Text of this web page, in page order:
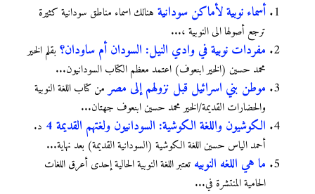
أسماء نوبية لأماكن سودانية هنالك اسماء مناطق سودانية كثيرة
ترجع أصولها الى النوبية ،...
مفردات نوبية في وادي النيل: السودان أم ساودان؟ بقلم الخير
محمد حسين (الخير ابنعوف) اعتمد معظم الكتاب السودانيون...
موطن بني اسرائيل قبل نزولهم إلى مصر من كتاب اللغة النوبية
والحضارات القديمة/الخير محمد حسين ابنعوف جهتان...
الكوشيون واللغة الكوشية: السودانيون ولغتهم القديمة 4
د.
أحمد الياس حسين اللغة الكوشية (السودانية القديمة) بعد نهاية...
ما هي اللغه النوبيه تعتبر اللغة النوبية الحالية إحدى أعرق اللغات
الحامية المنتشرة في...